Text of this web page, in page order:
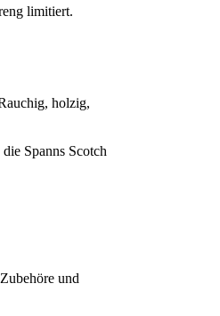
limitiert.
holzig,
Spanns Scotch
und